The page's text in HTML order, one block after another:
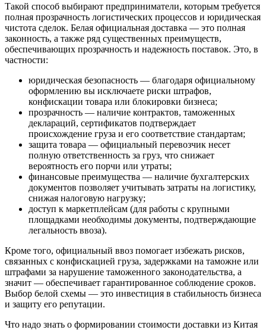
Такой способ выбирают предприниматели, которым требуется
полная прозрачность логистических процессов и юридическая
чистота сделок. Белая официальная доставка — это полная
законность, а также ряд существенных преимуществ,
обеспечивающих прозрачность и надежность поставок. Это, в
частности:
юридическая безопасность — благодаря официальному
оформлению вы исключаете риски штрафов,
конфискации товара или блокировки бизнеса;
прозрачность — наличие контрактов, таможенных
деклараций, сертификатов подтверждает
происхождение груза и его соответствие стандартам;
защита товара — официальный перевозчик несет
полную ответственность за груз, что снижает
вероятность его порчи или утраты;
финансовые преимущества — наличие бухгалтерских
документов позволяет учитывать затраты на логистику,
снижая налоговую нагрузку;
доступ к маркетплейсам (для работы с крупными
площадками необходимы документы, подтверждающие
легальность ввоза).
Кроме того, официальный ввоз помогает избежать рисков,
связанных с конфискацией груза, задержками на таможне или
штрафами за нарушение таможенного законодательства, а
значит — обеспечивает гарантированное соблюдение сроков.
Выбор белой схемы — это инвестиция в стабильность бизнеса
и защиту его репутации.
Что надо знать о формировании стоимости доставки из Китая